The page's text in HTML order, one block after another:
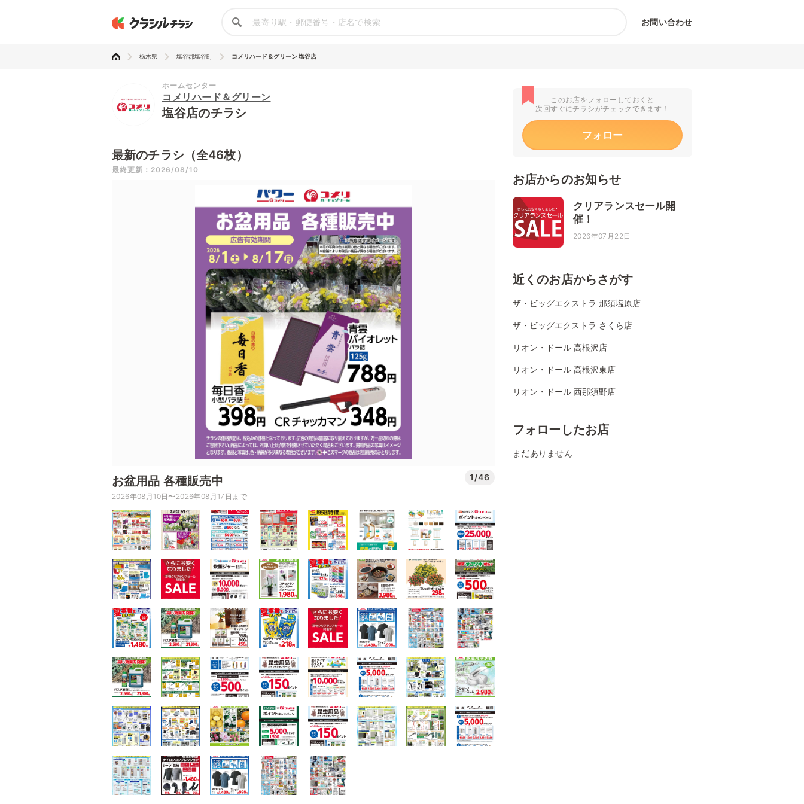
お問い合わせ
栃木県 塩谷郡塩谷町 コメリハード＆グリーン 塩谷店
ホームセンター
コメリハード＆グリーン
塩谷店のチラシ
最新のチラシ（全46枚）
最終更新：2026/08/10
お盆用品 各種販売中 1/46
2026年08月10日〜2026年08月17日まで
このお店をフォローしておくと
次回すぐにチラシがチェックできます！
フォロー
お店からのお知らせ
クリアランスセール開
催！
2026年07月22日
近くのお店からさがす
ザ・ビッグエクストラ 那須塩原店
ザ・ビッグエクストラ さくら店
リオン・ドール 高根沢店
リオン・ドール 高根沢東店
リオン・ドール 西那須野店
フォローしたお店
まだありません